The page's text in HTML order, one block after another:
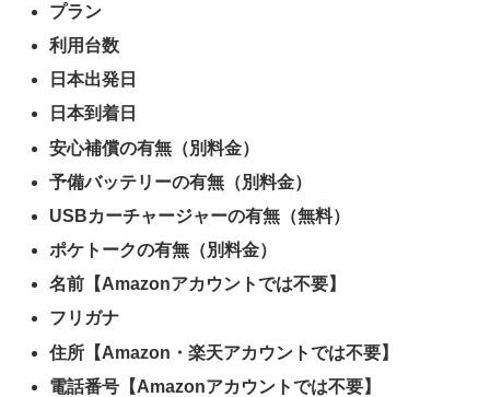
プラン
利用台数
日本出発日
日本到着日
安心補償の有無（別料金）
予備バッテリーの有無（別料金）
USBカーチャージャーの有無（無料）
ポケトークの有無（別料金）
名前【Amazonアカウントでは不要】
フリガナ
住所【Amazon・楽天アカウントでは不要】
電話番号【Amazonアカウントでは不要】